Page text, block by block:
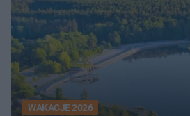
WAKACJE 2026